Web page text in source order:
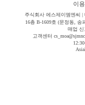
이
주식회사 에스제이엠엔씨
16층 B-1609호 (문정동, 송
매업 신
고객센터